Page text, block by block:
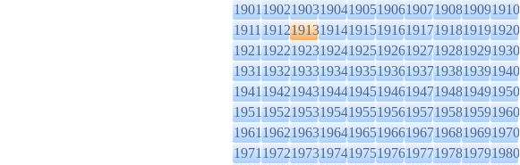
1901190219031904190519061907190819091910
1911191219131914191519161917191819191920
1921192219231924192519261927192819291930
1931193219331934193519361937193819391940
1941194219431944194519461947194819491950
1951195219531954195519561957195819591960
1961196219631964196519661967196819691970
1971197219731974197519761977197819791980